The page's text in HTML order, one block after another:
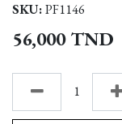
SKU:PF1146
56,000TND